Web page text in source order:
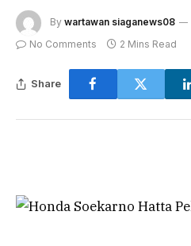
By wartawan siaganews08
No Comments 2 Mins Read
Share